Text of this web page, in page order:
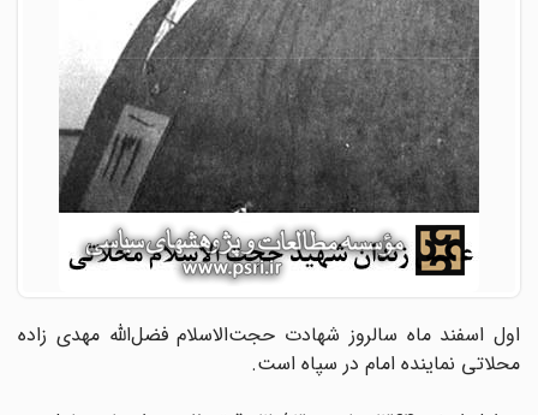
اول اسفند ماه سالروز شهادت حجت‌الاسلام فضل‌الله مهدی زاده
محلاتی نماینده امام در سپاه است.